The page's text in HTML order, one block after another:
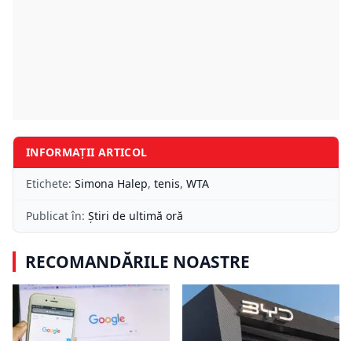
INFORMAȚII ARTICOL
Etichete: Simona Halep, tenis, WTA
Publicat în: Știri de ultimă oră
RECOMANDĂRILE NOASTRE